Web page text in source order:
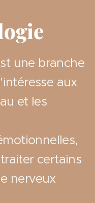
une branche
aux
et les
certains
nerveux